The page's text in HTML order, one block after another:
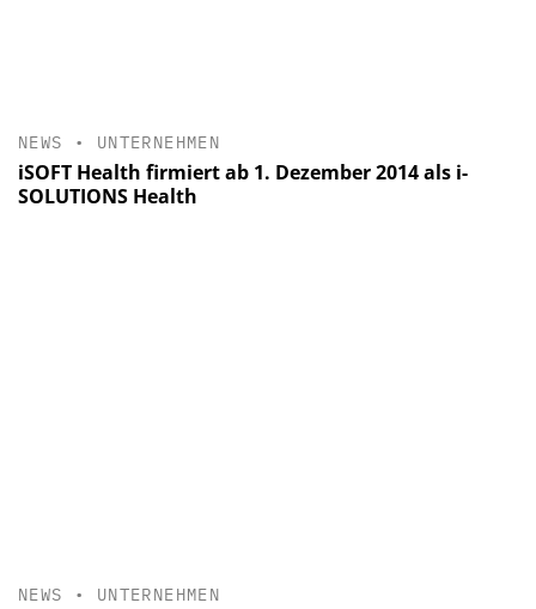
NEWS • UNTERNEHMEN
iSOFT Health firmiert ab 1. Dezember 2014 als i-
SOLUTIONS Health
NEWS • UNTERNEHMEN